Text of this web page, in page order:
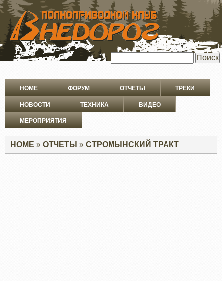
ПЕРЕЙТИ
ОСНОВНОМУ
СОДЕРЖАНИЮ
Основная
навигация
HOME ФОРУМ ОТЧЕТЫ ТРЕКИ
НОВОСТИ ТЕХНИКА ВИДЕО
МЕРОПРИЯТИЯ
Строка
навигации
HOME ОТЧЕТЫ СТРОМЫНСКИЙ ТРАКТ